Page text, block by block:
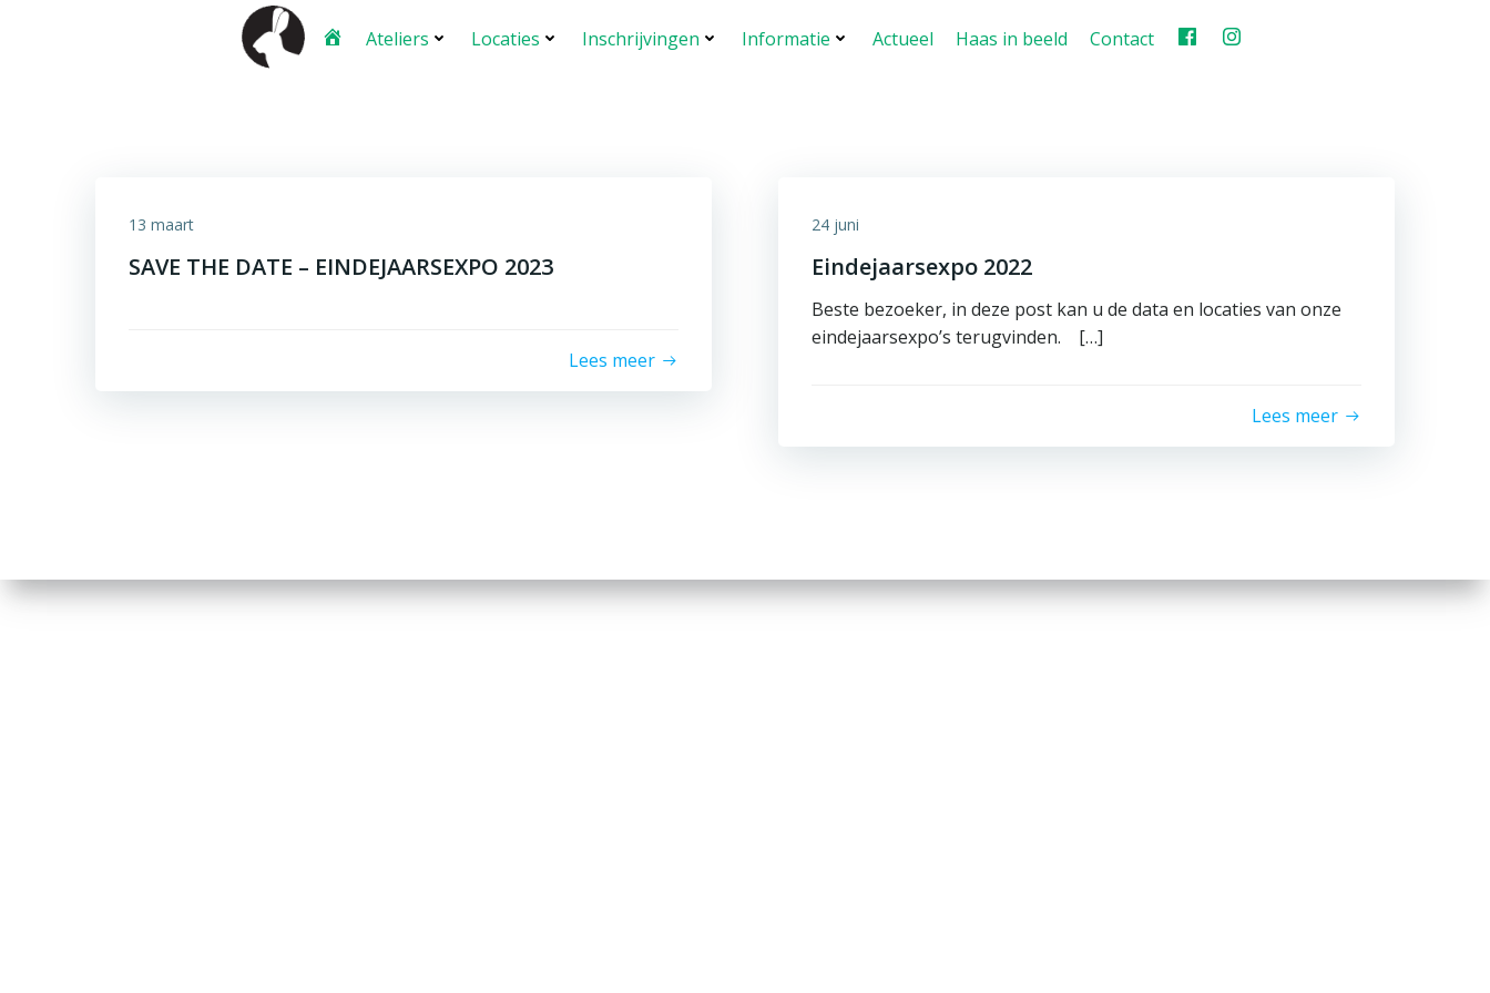
Ateliers Locaties Inschrijvingen Informatie Actueel Haas in beeld Contact
13 maart
SAVE THE DATE – EINDEJAARSEXPO 2023
Lees meer
24 juni
Eindejaarsexpo 2022
Beste bezoeker, in deze post kan u de data en locaties van onze
eindejaarsexpo’s terugvinden. […]
Lees meer